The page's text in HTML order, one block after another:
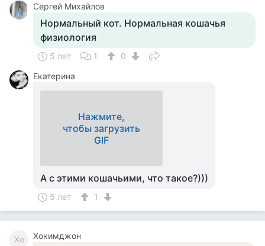
Сергей Михайлов
Нормальный кот. Нормальная кошачья
физиология
5 лет 1
0
Екатерина
Нажмите,
чтобы загрузить
GIF
А с этими кошачьими, что такое?)))
5 лет 1
Хо Хокимджон